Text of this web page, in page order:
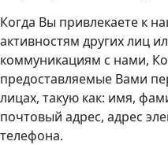
Когда Вы привлекаете к
активностям других лиц
коммуникациям с нами,
предоставляемые Вами
лицах, такую как: имя,
почтовый адрес, адрес
телефона.